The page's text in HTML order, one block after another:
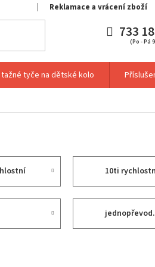
Reklamace a vrácení zboží
733
(Po - Pá
tyče na dětské kolo
10ti